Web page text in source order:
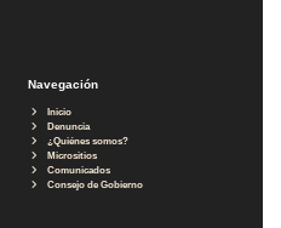
Navegación
Inicio
Denuncia
¿Quiénes somos?
Micrositios
Comunicados
Consejo de Gobierno